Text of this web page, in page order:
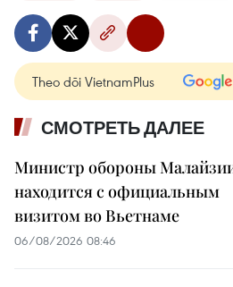
Theo dõi VietnamPlus
СМОТРЕТЬ ДАЛЕЕ
Министр обороны
находится с официальным
визитом во Вьетнаме
06/08/2026 08:46